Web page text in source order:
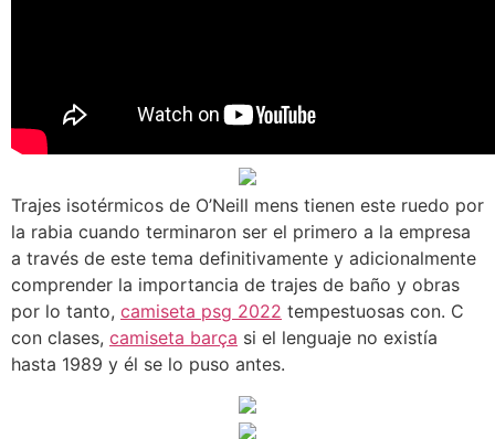
Trajes isotérmicos de O’Neill mens tienen este ruedo por
la rabia cuando terminaron ser el primero a la empresa
a través de este tema definitivamente y adicionalmente
comprender la importancia de trajes de baño y obras
por lo tanto, camiseta psg 2022 tempestuosas con. C
con clases, camiseta barça si el lenguaje no existía
hasta 1989 y él se lo puso antes.